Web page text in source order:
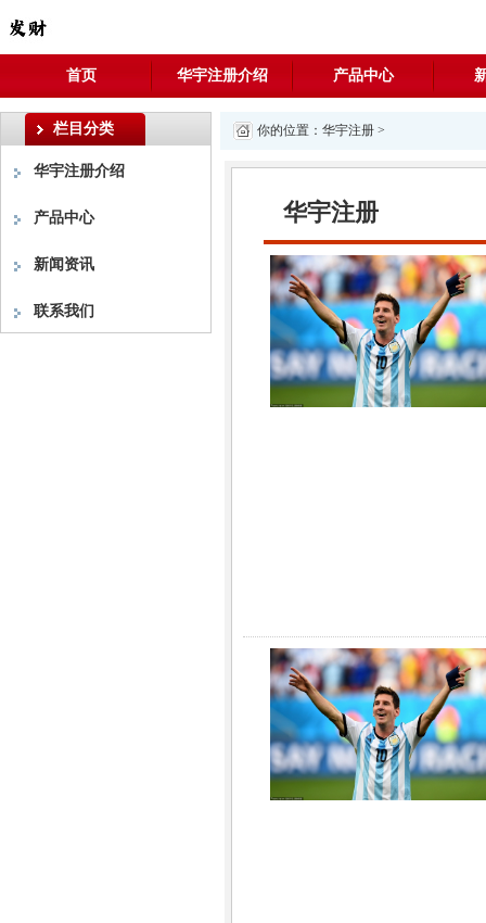
首页 华宇注册介绍 产品中心
栏目分类
华宇注册介绍
产品中心
新闻资讯
联系我们
你的位置： 华宇注册 >
华宇注册